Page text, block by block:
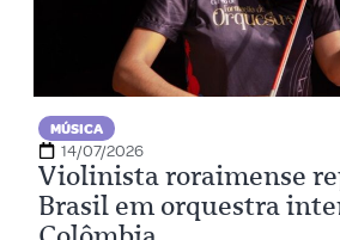
MÚSICA
14/07/2026
Violinista roraimense
Brasil em orquestra